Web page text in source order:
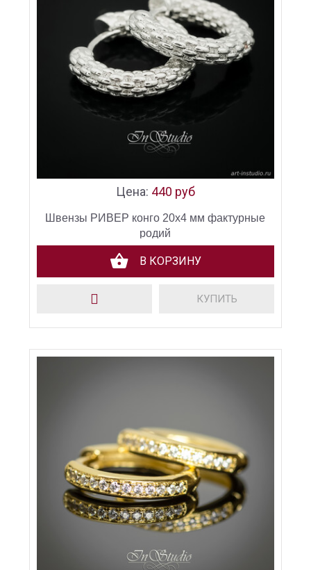
Цена: 440 руб
Швензы РИВЕР конго 20х4 мм фактурные
родий
В КОРЗИНУ
КУПИТЬ